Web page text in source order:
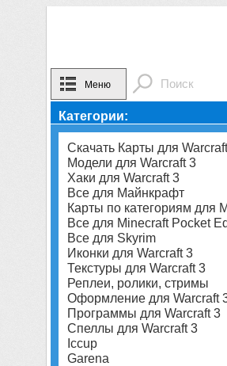
Меню
Категории:
Скачать Карты для
Модели для Warcraft 3
Хаки для Warcraft 3
Все для Майнкрафт
Карты по категориям для
Все для Minecraft Pocket
Все для Skyrim
Иконки для Warcraft 3
Текстуры для Warcraft 3
Реплеи, ролики, стримы
Оформление для Warcraft
Программы для Warcraft 3
Спеллы для Warcraft 3
Iccup
Garena